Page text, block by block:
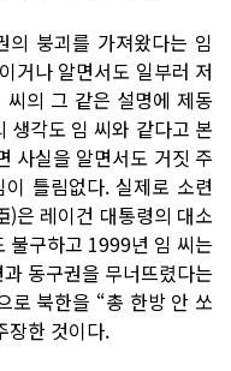
의 붕괴를 가져왔다는 임
거나 알면서도 일부러 저
씨의 그 같은 설명에 제동
생각도 임 씨와 같다고 본
사실을 알면서도 거짓 주
틀림없다. 실제로 소련
은 레이건 대통령의 대소
불구하고 1999년 임 씨는
동구권을 무너뜨렸다는
로 북한을 “총 한방 안 쏘
장한 것이다.